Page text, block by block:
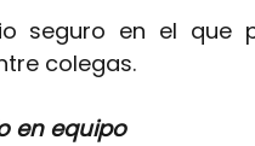
seguro en el que
colegas.
en equipo